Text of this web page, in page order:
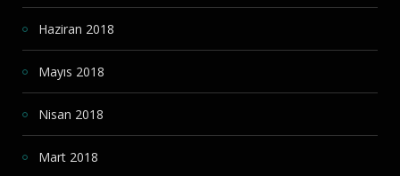
Haziran 2018
Mayıs 2018
Nisan 2018
Mart 2018